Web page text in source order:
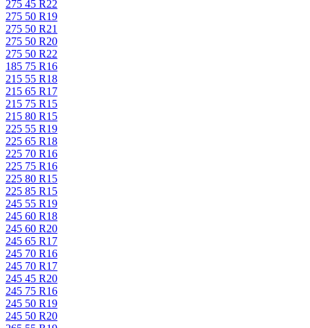
275 45 R22
275 50 R19
275 50 R21
275 50 R20
275 50 R22
185 75 R16
215 55 R18
215 65 R17
215 75 R15
215 80 R15
225 55 R19
225 65 R18
225 70 R16
225 75 R16
225 80 R15
225 85 R15
245 55 R19
245 60 R18
245 60 R20
245 65 R17
245 70 R16
245 70 R17
245 45 R20
245 75 R16
245 50 R19
245 50 R20